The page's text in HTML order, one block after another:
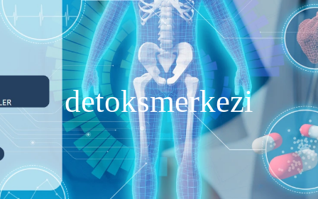
detoksmerkezi